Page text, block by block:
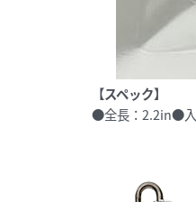
【スペック】
●全長：2.2in●入